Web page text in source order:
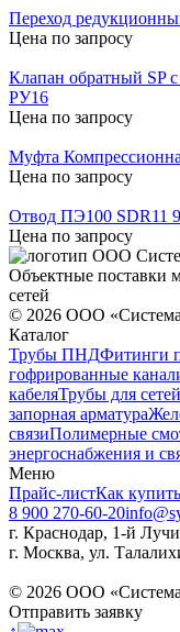
Переход
Цена по запросу
Клапан обратный SP
РУ16
Цена по запросу
Муфта
Цена по запросу
Отвод ПЭ100 SDR11
Цена по запросу
Объектные поставки
сетей
© 2026 ООО
Каталог
Трубы ПНДФитинги
гофрированные
кабеляТрубы для
запорная арматура
связиПолимерные
энергоснабжения и
Меню
Прайс-листКак купить
8 900 270-60-20
г. Краснодар, 1-й
г. Москва, ул.
© 2026 ООО
Отправить заявку